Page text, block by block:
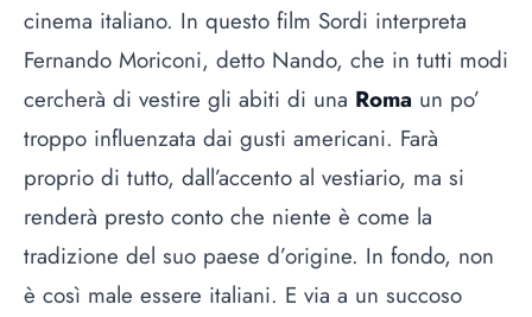
cinema italiano. In questo film Sordi interpreta
Fernando Moriconi, detto Nando, che in tutti modi
cercherà di vestire gli abiti di una Roma un po’
troppo influenzata dai gusti americani. Farà
proprio di tutto, dall’accento al vestiario, ma si
renderà presto conto che niente è come la
tradizione del suo paese d’origine. In fondo, non
è così male essere italiani. E via a un succoso